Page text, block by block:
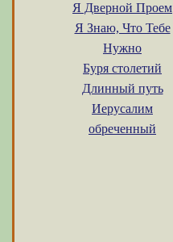
Я Дверной Проем
Я Знаю, Что Тебе
Нужно
Буря столетий
Длинный путь
Иерусалим
обреченный